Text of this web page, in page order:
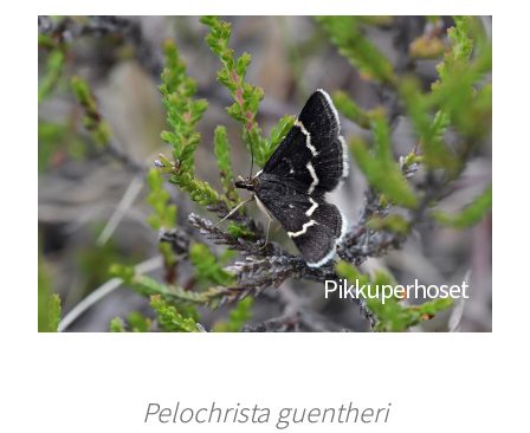
Pikkuperhoset
Pelochrista guentheri